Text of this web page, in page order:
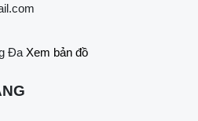
Đa Xem bản đồ